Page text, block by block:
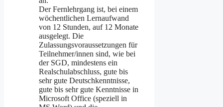
Der Fernlehrgang ist, bei einem
wöchentlichen Lernaufwand
von 12 Stunden, auf 12 Monate
ausgelegt. Die
Zulassungsvoraussetzungen für
Teilnehmer/innen sind, wie bei
der SGD, mindestens ein
Realschulabschluss, gute bis
sehr gute Deutschkenntnisse,
gute bis sehr gute Kenntnisse in
Microsoft Office (speziell in